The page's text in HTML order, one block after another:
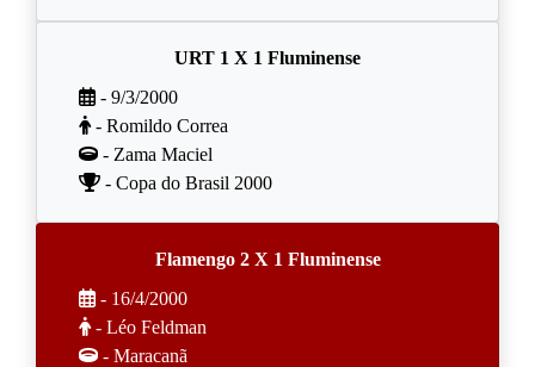
URT 1 X 1 Fluminense
- 9/3/2000
- Romildo Correa
- Zama Maciel
- Copa do Brasil 2000
Flamengo 2 X 1 Fluminense
- 16/4/2000
- Léo Feldman
- Maracanã